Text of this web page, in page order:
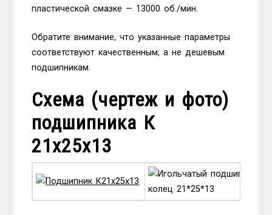
пластической смазке — 13000 об./мин.
Обратите внимание, что указанные параметры
соответствуют качественным, а не дешевым
подшипникам.
Схема (чертеж и фото)
подшипника К
21х25х13